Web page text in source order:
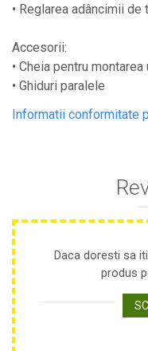
Plase anti buruieni
Mobilier PVC
Mobilier din PVC pentru casă
Mobilier PVC pentru grădină
Mobilier comercial din PVC
Articole De Consum
Lacuri Si Vopsele
Produse decorative
Produse pentru constructii
Aparate Pneumatice
Pistoale de vopsit
• Reglarea adâncimii de
Accesorii:
• Cheia pentru
• Ghiduri paralele
Informatii conformitate
Daca doresti sa
produs